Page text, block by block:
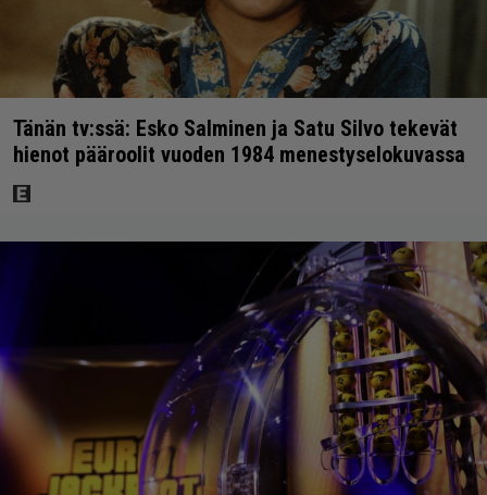
Tänän tv:ssä: Esko Salminen ja Satu Silvo tekevät
hienot pääroolit vuoden 1984 menestyselokuvassa